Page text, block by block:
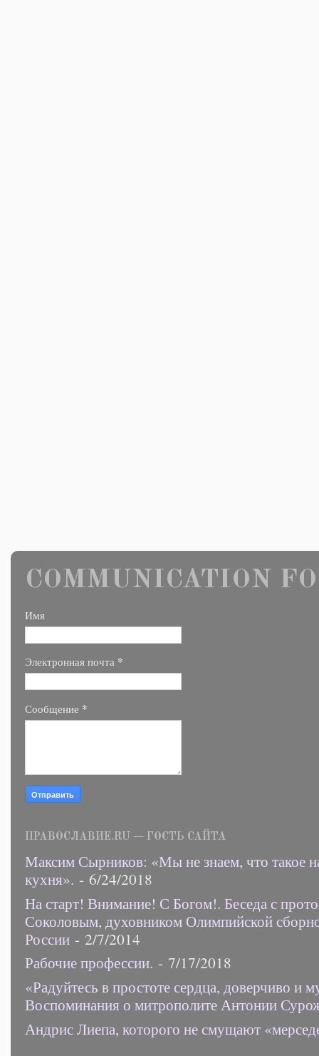
COMMUNICATION
Имя
Электронная почта *
Сообщение *
ПРАВОСЛАВИЕ.RU — ГОСТЬ САЙТА
Максим Сырников: «Мы не знаем, что такое
кухня». - 6/24/2018
На старт! Внимание! С Богом!. Беседа с
Соколовым, духовником Олимпийской
России - 2/7/2014
Рабочие профессии. - 7/17/2018
«Радуйтесь в простоте сердца, доверчиво и
Воспоминания о митрополите Антонии
Андрис Лиепа, которого не смущают